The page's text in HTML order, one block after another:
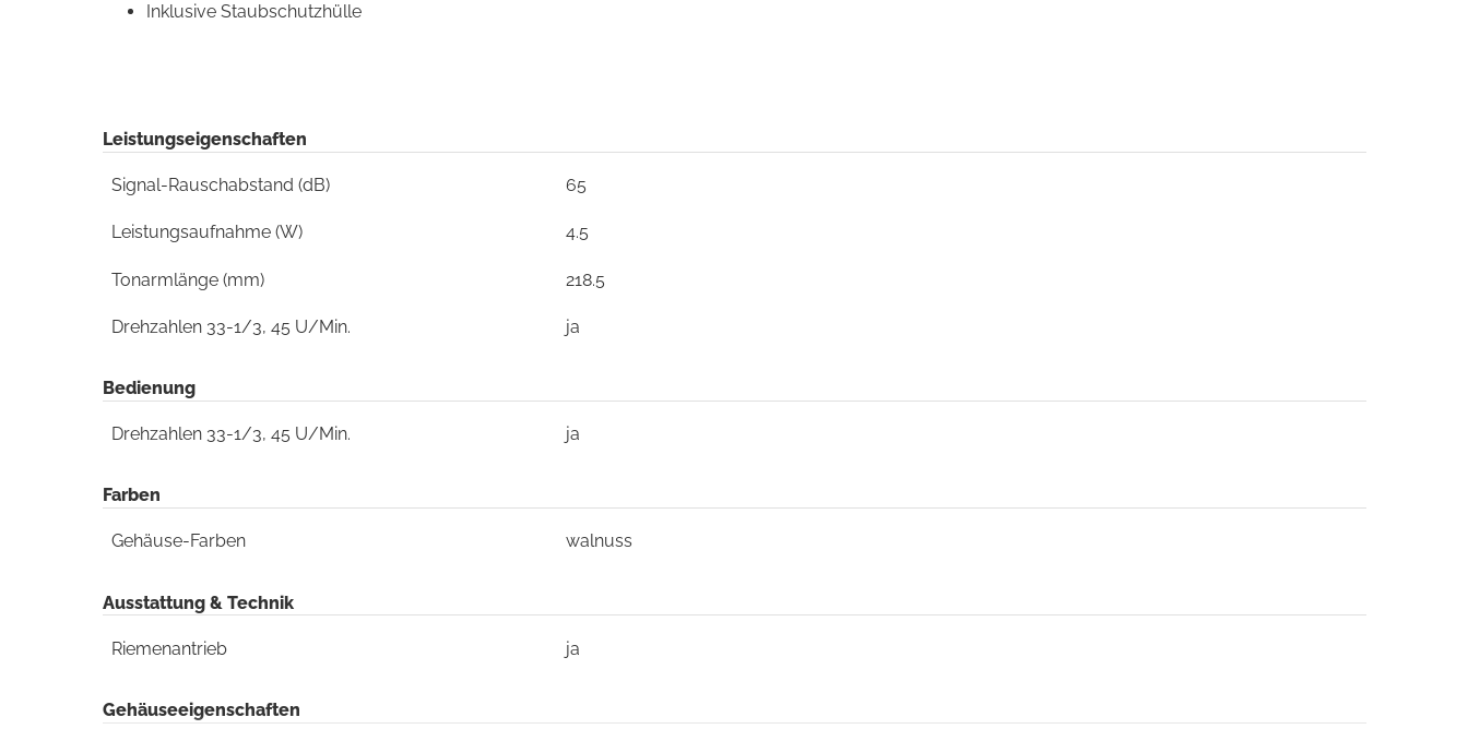
Inklusive Staubschutzhülle
Leistungseigenschaften
Signal-Rauschabstand (dB) 65
Leistungsaufnahme (W) 4.5
Tonarmlänge (mm) 218.5
Drehzahlen 33-1/3, 45 U/Min. ja
Bedienung
Drehzahlen 33-1/3, 45 U/Min. ja
Farben
Gehäuse-Farben walnuss
Ausstattung & Technik
Riemenantrieb ja
Gehäuseeigenschaften